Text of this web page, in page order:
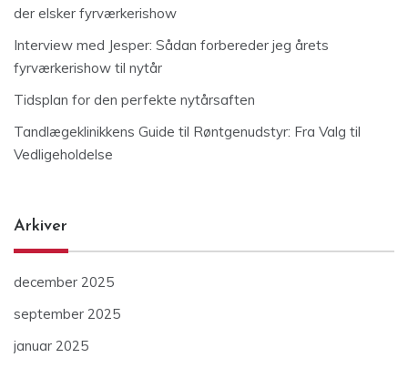
der elsker fyrværkerishow
Interview med Jesper: Sådan forbereder jeg årets
fyrværkerishow til nytår
Tidsplan for den perfekte nytårsaften
Tandlægeklinikkens Guide til Røntgenudstyr: Fra Valg til
Vedligeholdelse
Arkiver
december 2025
september 2025
januar 2025